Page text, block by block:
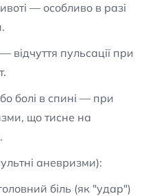
— особливо в разі
відчуття пульсації при
болі в спині — при
що тисне на
аневризми):
біль (як "удар")